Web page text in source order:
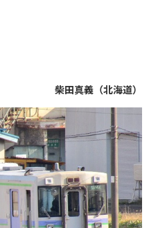
柴田真義（北海道）